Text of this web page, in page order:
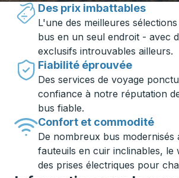
Des prix imbattables
L'une des meilleures
bus en un seul endroit - avec
exclusifs introuvables ailleurs.
Fiabilité éprouvée
Des services de voyage
confiance à notre réputation
bus fiable.
Confort et commodité
De nombreux bus modernisés
fauteuils en cuir inclinables, le
des prises électriques pour